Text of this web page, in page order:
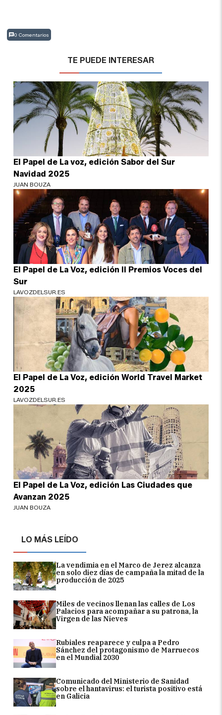
LO MÁS LEÍDO
La vendimia en el Marco de Jerez alcanza
en solo diez días de campaña la mitad de la
producción de 2025
Miles de vecinos llenan las calles de Los
Palacios para acompañar a su patrona, la
Virgen de las Nieves
Rubiales reaparece y culpa a Pedro
Sánchez del protagonismo de Marruecos
en el Mundial 2030
Comunicado del Ministerio de Sanidad
sobre el hantavirus: el turista positivo está
en Galicia
0 Comentarios
TE PUEDE INTERESAR
El Papel de La voz, edición Sabor del Sur
Navidad 2025
JUAN BOUZA
El Papel de La Voz, edición II Premios Voces del
Sur
LAVOZDELSUR.ES
El Papel de La Voz, edición World Travel Market
2025
LAVOZDELSUR.ES
El Papel de La Voz, edición Las Ciudades que
Avanzan 2025
JUAN BOUZA